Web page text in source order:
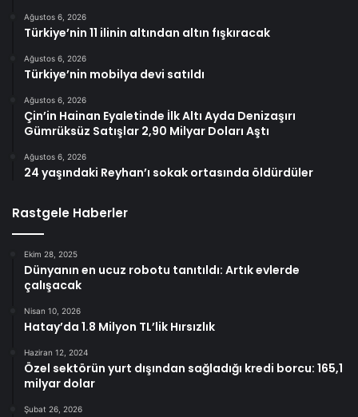
Ağustos 6, 2026
Türkiye’nin 11 ilinin altından altın fışkıracak
Ağustos 6, 2026
Türkiye’nin mobilya devi satıldı
Ağustos 6, 2026
Çin’in Hainan Eyaletinde İlk Altı Ayda Denizaşırı
Gümrüksüz Satışlar 2,90 Milyar Doları Aştı
Ağustos 6, 2026
24 yaşındaki Reyhan’ı sokak ortasında öldürdüler
Rastgele Haberler
Ekim 28, 2025
Dünyanın en ucuz robotu tanıtıldı: Artık evlerde
çalışacak
Nisan 10, 2026
Hatay’da 1.8 Milyon TL’lik Hırsızlık
Haziran 12, 2024
Özel sektörün yurt dışından sağladığı kredi borcu: 165,1
milyar dolar
Şubat 26, 2026